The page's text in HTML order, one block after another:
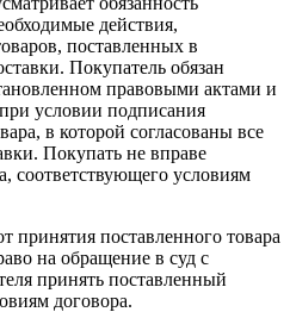
действия,
поставленных в
Покупатель обязан
правовыми актами и
условии подписания
в которой согласованы все
Покупать не вправе
соответствующего условиям
принятия поставленного товара
на обращение в суд с
принять поставленный
договора.